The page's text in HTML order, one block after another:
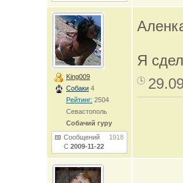
King009
Собаки 4
Рейтинг: 2504
Севастополь
Собачий гуру
Сообщений 1918
С 2009-11-22
Я